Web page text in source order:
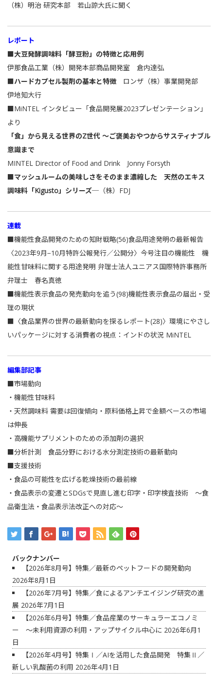
（株）明治 研究本部 若山諒大氏に聞く
レポート
■大豆発酵調味料「酵豆粉」の特徴と応用例
伊那食品工業（株）開発本部商品開発室 倉内達弘
■ハードカプセル製剤の基本と特徴 ロンザ（株）事業開発部
伊地知大行
■MiNTEL インタビュー「食品開発展2023プレゼンテーション」
より
「食」から見える世界のZ世代 ～ご褒美おやつからサスティナブル
意識まで
MINTEL Director of Food and Drink Jonny Forsyth
■マッシュルームの美味しさをそのまま濃縮した 天然のエキス
調味料「Kigusto」シリーズ─（株）FDJ
連載
■機能性食品開発のための知財戦略(56)食品用途発明の最新報告
〈2023年9月−10月特許公報発行／公開分〉今号注目の機能性 機
能性甘味料に関する用途発明 弁理士法人ユニアス国際特許事務所
弁理士 春名真徳
■機能性表示食品の発売動向を追う(98)機能性表示食品の届出・受
理の現状
■〈食品業界の世界の最新動向を探るレポート(28)〉環境にやさし
いパッケージに対する消費者の視点：インドの状況 MiNTEL
編集部記事
■市場動向
・機能性甘味料
・天然調味料 需要は回復傾向・原料価格上昇で金額ベースの市場
は伸長
・高機能サプリメントのための添加剤の選択
■分析計測 食品分野における水分測定技術の最新動向
■支援技術
・食品の可能性を広げる乾燥技術の最前線
・食品表示の変遷とSDGsで見直し進む印字・印字検査技術 ～食
品衛生法・食品表示法改正への対応～
バックナンバー
【2026年8月号】特集／最新のペットフードの開発動向
2026年8月1日
【2026年7月号】特集／食によるアンチエイジング研究の進
展 2026年7月1日
【2026年6月号】特集／食品産業のサーキュラーエコノミ
ー ～未利用資源の利用・アップサイクル中心に 2026年6月1
日
【2026年4月号】特集Ⅰ／AIを活用した食品開発 特集Ⅱ／
新しい乳酸菌の利用 2026年4月1日